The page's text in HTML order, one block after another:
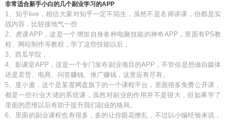
非常适合新手小白的几个副业学习的APP
1、知乎live，相信大家对知乎一定不陌生，虽然不是名师讲课，但都是实
战内容，比较接地气一些
2、虎课APP，这是一个增加自身各种电脑技能的神奇APP，里面有PS教
程、网站制作等教程，学了这些技能以后，
3、西瓜学院，
4、影课堂APP，这是一个专门发布副业项目的APP，不管你是想做自媒体
还是卖货、电商、问答赚钱、推广赚钱，这里应有尽有。
5、度小麦，这个是某度网盘旗下的一个课程平台，里面很多免费公开课，
都是一些行业大佬的系统课，虽然对副业的作用并不是很大，但如果学了
里面的思维以后有助于提升我们副业的格局。
6、里面的副业课程也有很多，多的让你眼花缭乱，不过以小编经验来说，